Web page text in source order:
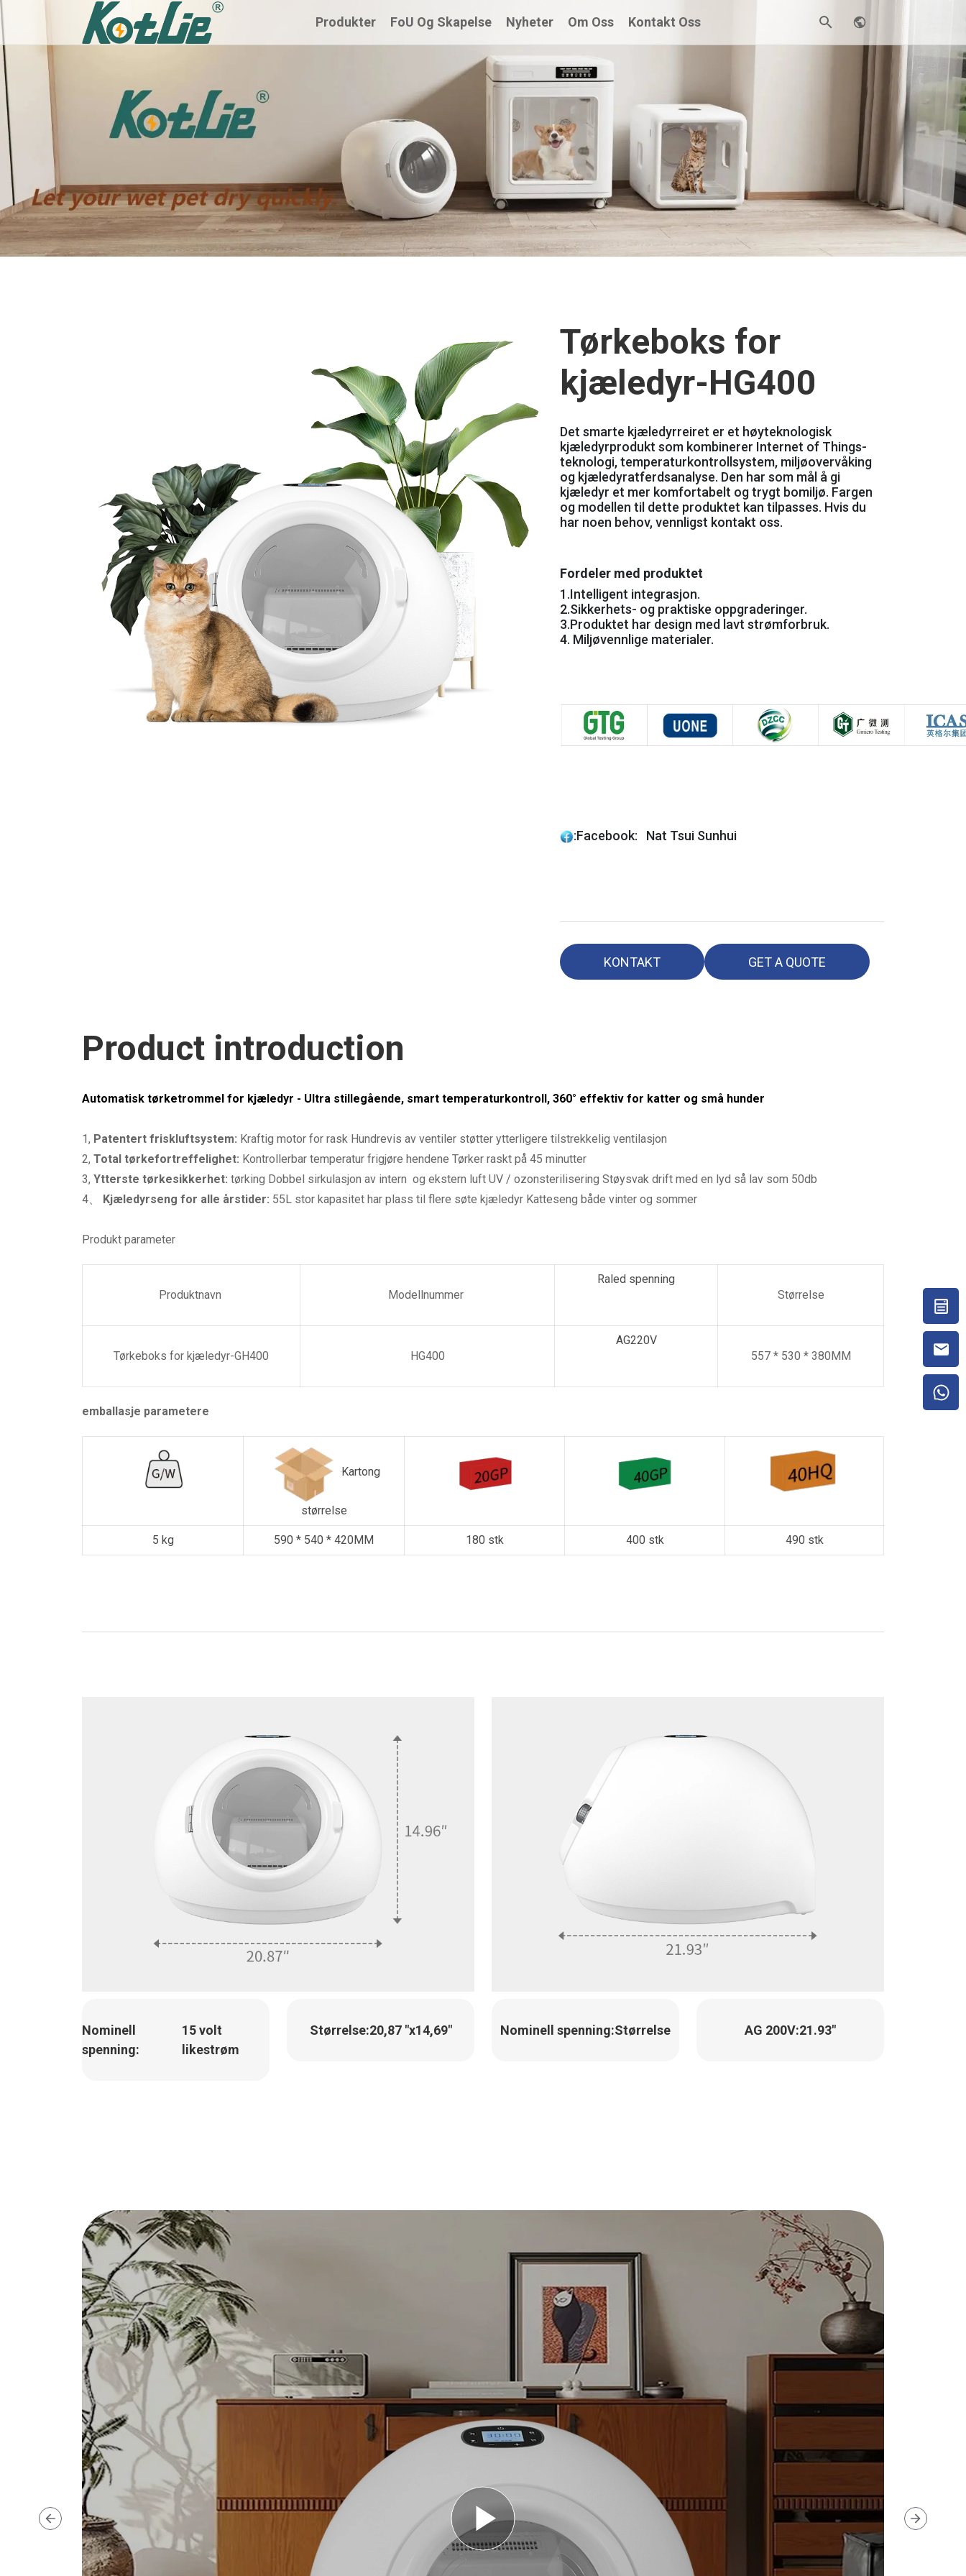
Produkter FoU Og Skapelse Nyheter Om Oss Kontakt Oss
Tørkeboks for
kjæledyr-HG400
Det smarte kjæledyrreiret er et høyteknologisk
kjæledyrprodukt som kombinerer Internet of Things-
teknologi, temperaturkontrollsystem, miljøovervåking
og kjæledyratferdsanalyse. Den har som mål å gi
kjæledyr et mer komfortabelt og trygt bomiljø. Fargen
og modellen til dette produktet kan tilpasses. Hvis du
har noen behov, vennligst kontakt oss.
Fordeler med produktet
1.Intelligent integrasjon.
2.Sikkerhets- og praktiske oppgraderinger.
3.Produktet har design med lavt strømforbruk.
4. Miljøvennlige materialer.
:Facebook: Nat Tsui Sunhui
KONTAKT GET A QUOTE
Product introduction
Automatisk tørketrommel for kjæledyr - Ultra stillegående, smart temperaturkontroll, 360° effektiv for katter og små hunder
1, Patentert friskluftsystem: Kraftig motor for rask Hundrevis av ventiler støtter ytterligere tilstrekkelig ventilasjon
2, Total tørkefortreffelighet: Kontrollerbar temperatur frigjøre hendene Tørker raskt på 45 minutter
3, Ytterste tørkesikkerhet: tørking Dobbel sirkulasjon av intern og ekstern luft UV / ozonsterilisering Støysvak drift med en lyd så lav som 50db
4、
Kjæledyrseng for alle årstider: 55L stor kapasitet har plass til flere søte kjæledyr Katteseng både vinter og sommer
Produkt parameter
Produktnavn Modellnummer
Raled spenning
Størrelse
Tørkeboks for kjæledyr-GH400 HG400
AG220V
557 * 530 * 380MM
emballasje parametere
Kartong
størrelse
5 kg 590 * 540 * 420MM 180 stk 400 stk 490 stk
Nominell
spenning:
15 volt
likestrøm
Størrelse:20,87 "x14,69" Nominell spenning:Størrelse AG 200V:21.93"